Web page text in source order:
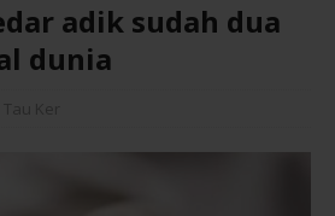
adik sudah dua
dunia